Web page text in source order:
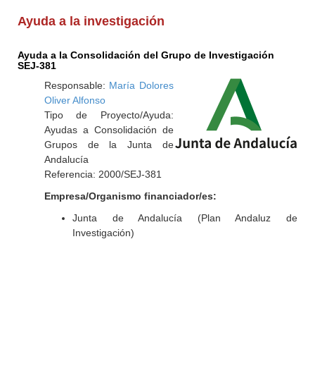
Ayuda a la investigación
Ayuda a la Consolidación del Grupo de Investigación
SEJ-381
Responsable: María Dolores
Oliver Alfonso
Tipo de Proyecto/Ayuda:
Ayudas a Consolidación de
Grupos de la Junta de
Andalucía
Referencia: 2000/SEJ-381
Empresa/Organismo financiador/es:
Junta de Andalucía (Plan Andaluz de
Investigación)